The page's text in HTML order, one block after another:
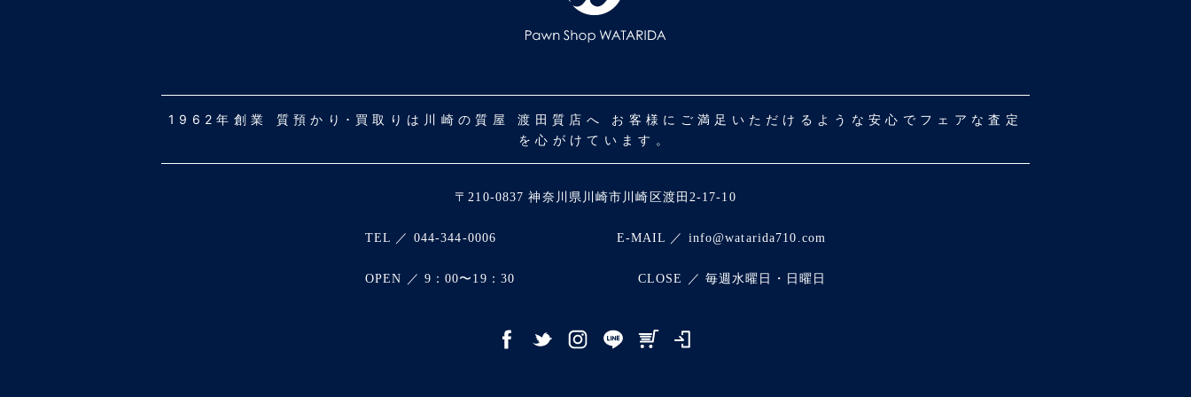
1962年創業 質預かり･買取りは川崎の質屋 渡田質店へ お客様にご満足いただけるような安心でフェアな査定
を心がけています。
〒210-0837 神奈川県川崎市川崎区渡田2-17-10
TEL ／ 044-344-0006 E-MAIL ／ info@watarida710.com
OPEN ／ 9：00〜19：30 CLOSE ／ 毎週水曜日・日曜日